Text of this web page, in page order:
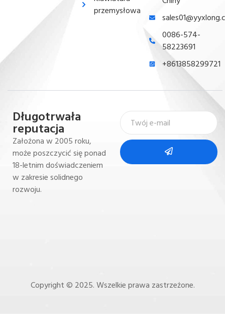
przemysłowa
0086-574-
58223691
+8613858299721
Długotrwała
reputacja
Założona w 2005 roku,
może poszczycić się ponad
18-letnim doświadczeniem
w zakresie solidnego
rozwoju.
Copyright © 2025. Wszelkie prawa zastrzeżone.